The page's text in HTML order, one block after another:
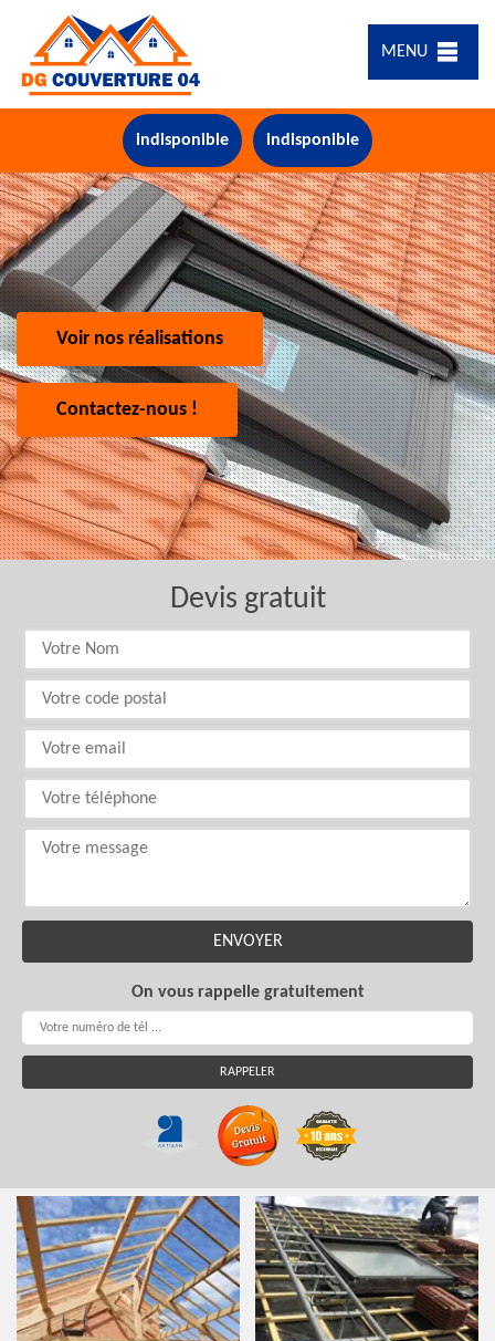
MENU
indisponible indisponible
Voir nos réalisations
Contactez-nous !
Devis gratuit
On vous rappelle gratuitement